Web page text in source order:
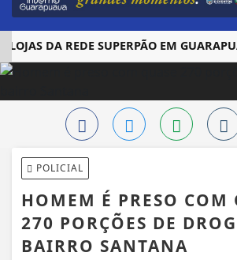
DA REDE SUPERPÃO EM
POLICIAL
HOMEM É PRESO COM
270 PORÇÕES DE
BAIRRO SANTANA